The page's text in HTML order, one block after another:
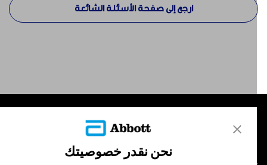
ارجع إلى صفحة الأسئلة الشائعة
نحن نقدر خصوصيتك